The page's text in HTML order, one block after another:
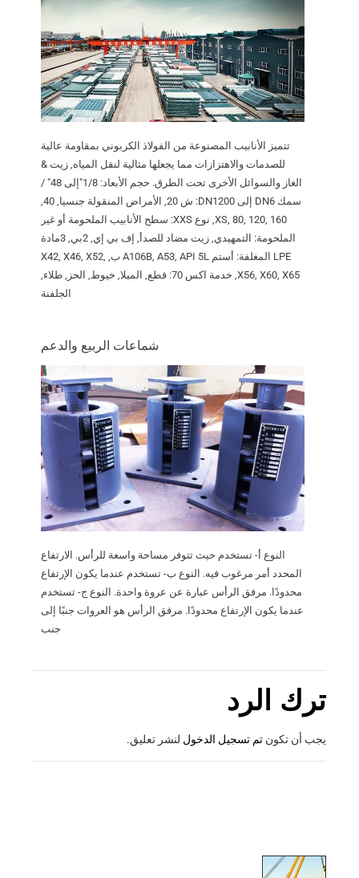
تتميز الأنابيب المصنوعة من الفولاذ الكربوني بمقاومة عالية
للصدمات والاهتزازات مما يجعلها مثالية لنقل المياه, زيت &
الغاز والسوائل الأخرى تحت الطرق. حجم الأبعاد: 1/8"إلى 48" /
سمك DN6 إلى DN1200: ش 20, الأمراض المنقولة جنسيا, 40,
XS, 80, 120, 160, نوع XXS: سطح الأنابيب الملحومة أو غير
الملحومة: التمهيدي, زيت مضاد للصدأ, إف بي إي, 2بي, 3مادة
LPE المغلفة: أستم A106B, A53, API 5L ب, X42, X46, X52,
X56, X60, X65, خدمة اكس 70: قطع, الميلا, خيوط, الحز, طلاء,
الجلفنة
شماعات الربيع والدعم
النوع أ- تستخدم حيث تتوفر مساحة واسعة للرأس. الارتفاع
المحدد أمر مرغوب فيه. النوع ب- تستخدم عندما يكون الإرتفاع
محدودًا. مرفق الرأس عبارة عن عروة واحدة. النوع ج- تستخدم
عندما يكون الإرتفاع محدودًا. مرفق الرأس هو العروات جنبًا إلى
جنب
ترك الرد
يجب أن تكونتم تسجيل الدخول لنشر تعليق.